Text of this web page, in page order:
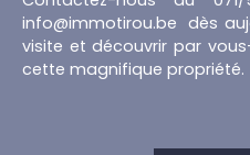
info@immotirou.be dès
visite et découvrir par
cette magnifique propriété.